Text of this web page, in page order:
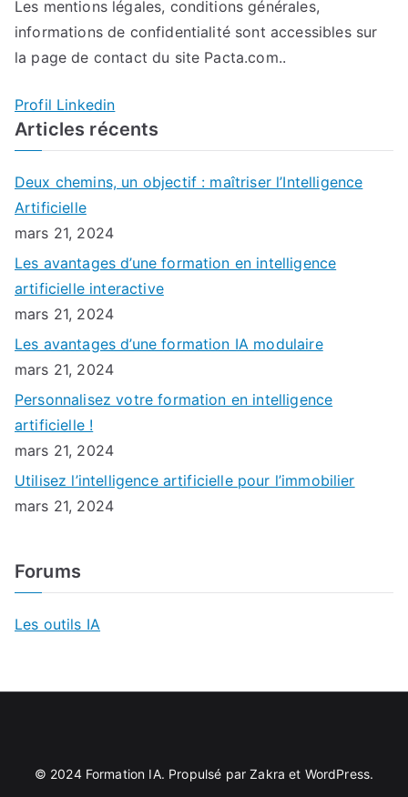
Les mentions légales, conditions générales,
informations de confidentialité sont accessibles sur
la page de contact du site Pacta.com..
Profil Linkedin
Articles récents
Deux chemins, un objectif : maîtriser l’Intelligence
Artificielle
mars 21, 2024
Les avantages d’une formation en intelligence
artificielle interactive
mars 21, 2024
Les avantages d’une formation IA modulaire
mars 21, 2024
Personnalisez votre formation en intelligence
artificielle !
mars 21, 2024
Utilisez l’intelligence artificielle pour l’immobilier
mars 21, 2024
Forums
Les outils IA
© 2024 Formation IA. Propulsé parZakra et WordPress.